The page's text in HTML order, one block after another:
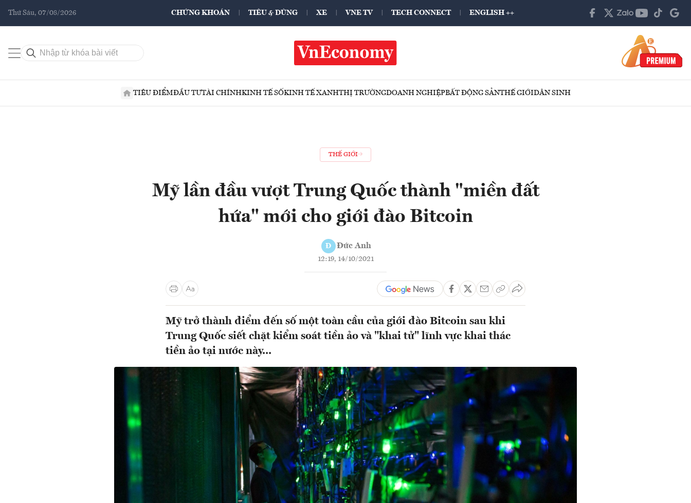
Thứ Sáu, 07/08/2026 CHỨNG KHOÁN TIÊU & DÙNG XE VNE TV TECH CONNECT ENGLISH ++
TIÊU ĐIỂMĐẦU TƯTÀI CHÍNHKINH TẾ SỐKINH TẾ XANHTHỊ TRƯỜNGDOANH NGHIỆPBẤT ĐỘNG SẢNTHẾ GIỚIDÂN SINH
THẾ GIỚI
Mỹ lần đầu vượt Trung Quốc thành "miền đất
hứa" mới cho giới đào Bitcoin
Đ Đức Anh
12:19, 14/10/2021
Mỹ trở thành điểm đến số một toàn cầu của giới đào Bitcoin sau khi
Trung Quốc siết chặt kiểm soát tiền ảo và "khai tử" lĩnh vực khai thác
tiền ảo tại nước này...